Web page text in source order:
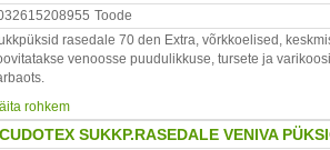
Toode
rasedale 70 den Extra, võrkkoelised,
venoosse puudulikkuse, tursete ja
Nero - must. D- Daino - helepruun.
rohkem
SUKKP.RASEDALE VENIVA